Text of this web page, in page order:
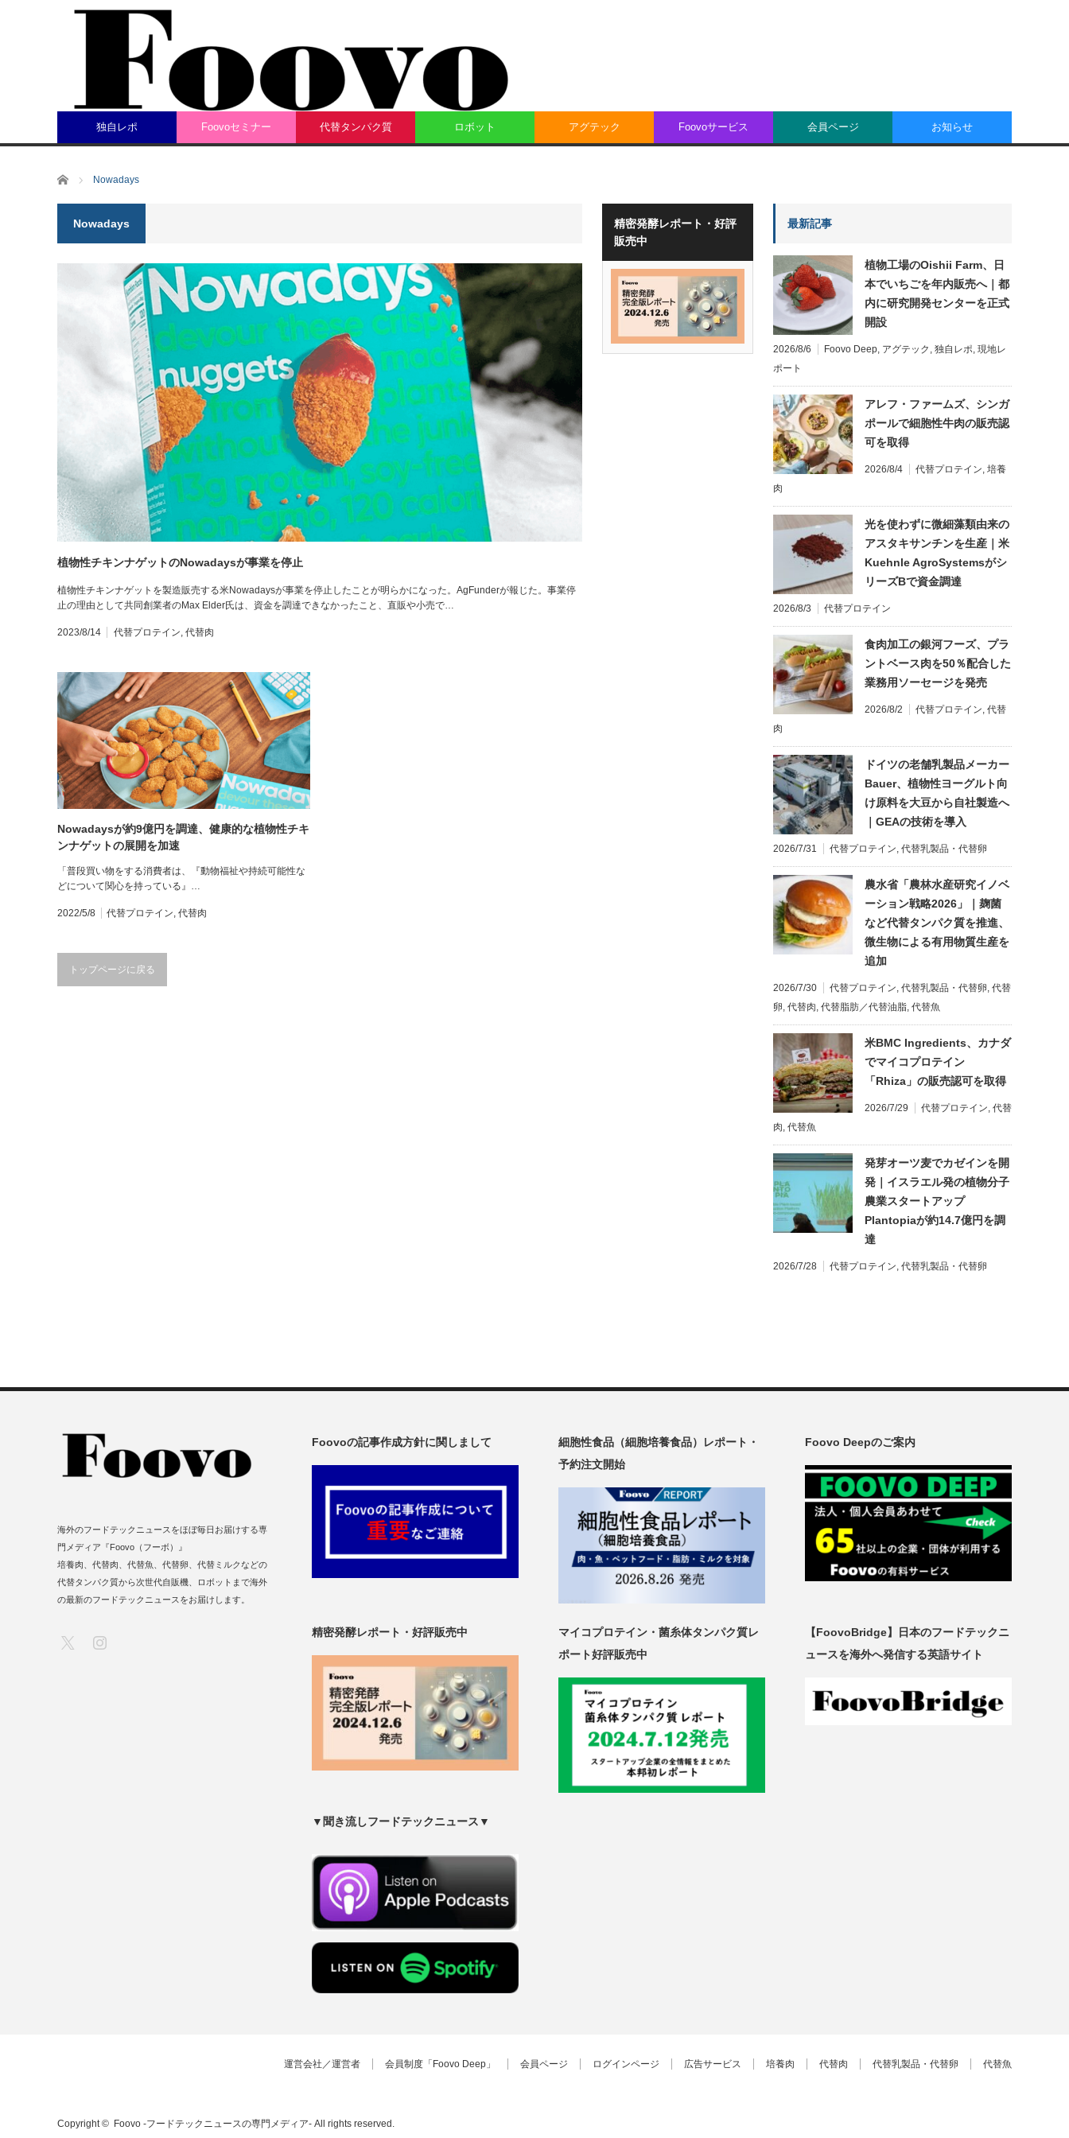
独自レポ Foovoセミナー 代替タンパク質 ロボット アグテック Foovoサービス 会員ページ お知らせ
ホーム Nowadays
Nowadays
植物性チキンナゲットのNowadaysが事業を停止
植物性チキンナゲットを製造販売する米Nowadaysが事業を停止したことが明らかになった。AgFunderが報じた。事業停
止の理由として共同創業者のMax Elder氏は、資金を調達できなかったこと、直販や小売で…
2023/8/14 代替プロテイン, 代替肉
Nowadaysが約9億円を調達、健康的な植物性チキ
ンナゲットの展開を加速
「普段買い物をする消費者は、『動物福祉や持続可能性な
どについて関心を持っている』…
2022/5/8 代替プロテイン, 代替肉
トップページに戻る
精密発酵レポート・好評
販売中
最新記事
植物工場のOishii Farm、日
本でいちごを年内販売へ｜都
内に研究開発センターを正式
開設
2026/8/6 Foovo Deep, アグテック , 独自レポ, 現地レ
ポート
アレフ・ファームズ、シンガ
ポールで細胞性牛肉の販売認
可を取得
2026/8/4 代替プロテイン, 培養
肉
光を使わずに微細藻類由来の
アスタキサンチンを生産｜米
Kuehnle AgroSystemsがシ
リーズBで資金調達
2026/8/3 代替プロテイン
食肉加工の銀河フーズ、プラ
ントベース肉を50％配合した
業務用ソーセージを発売
2026/8/2 代替プロテイン, 代替
肉
ドイツの老舗乳製品メーカー
Bauer、植物性ヨーグルト向
け原料を大豆から自社製造へ
｜GEAの技術を導入
2026/7/31 代替プロテイン, 代替乳製品・代替卵
農水省「農林水産研究イノベ
ーション戦略2026」｜麹菌
など代替タンパク質を推進、
微生物による有用物質生産を
追加
2026/7/30 代替プロテイン, 代替乳製品・代替卵, 代替
卵, 代替肉, 代替脂肪／代替油脂, 代替魚
米BMC Ingredients、カナダ
でマイコプロテイン
「Rhiza」の販売認可を取得
2026/7/29 代替プロテイン, 代替
肉, 代替魚
発芽オーツ麦でカゼインを開
発｜イスラエル発の植物分子
農業スタートアップ
Plantopiaが約14.7億円を調
達
2026/7/28 代替プロテイン, 代替乳製品・代替卵
Foovoの記事作成方針に関しまして
細胞性食品（細胞培養食品）レポート・
予約注文開始
Foovo Deepのご案内
精密発酵レポート・好評販売中
マイコプロテイン・菌糸体タンパク質レ
ポート好評販売中
【FoovoBridge】日本のフードテックニ
ュースを海外へ発信する英語サイト
▼聞き流しフードテックニュース▼
海外のフードテックニュースをほぼ毎日お届けする専
門メディア『Foovo（フーボ）』
培養肉、代替肉、代替魚、代替卵、代替ミルクなどの
代替タンパク質から次世代自販機、ロボットまで海外
の最新のフードテックニュースをお届けします。
運営会社／運営者 会員制度「Foovo Deep」 会員ページ ログインページ 広告サービス 培養肉 代替肉 代替乳製品・代替卵 代替魚
Copyright © Foovo -フードテックニュースの専門メディア- All rights reserved.